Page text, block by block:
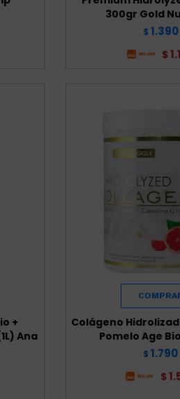
300gr Gold
$ 1.390
$
+
Ana
Colágeno
Pomelo Age
$ 1.790
$